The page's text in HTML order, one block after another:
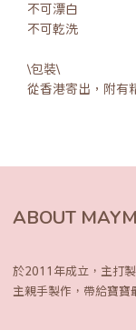
不可漂白
不可乾洗
\包裝\
從香港寄出，附有
ABOUT
於2011年成立，主打
主親手製作， 帶給寶寶